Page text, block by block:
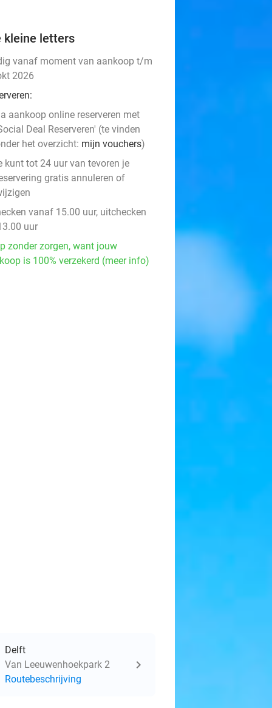
kleine letters
vanaf moment van aankoop t/m
2026
aankoop online reserveren met
Deal Reserveren' (te vinden
het overzicht: mijn vouchers)
kunt tot 24 uur van tevoren je
gratis annuleren of
vanaf 15.00 uur, uitchecken
uur
zonder zorgen, want jouw
is 100% verzekerd (meer info)
Delft
Van Leeuwenhoekpark 2
Routebeschrijving